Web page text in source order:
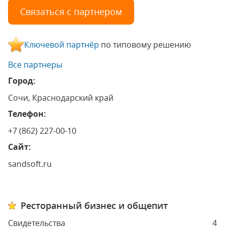
Связаться с партнером
Ключевой партнёр по типовому решению
Все партнеры
Город:
Сочи, Краснодарский край
Телефон:
+7 (862) 227-00-10
Сайт:
sandsoft.ru
Ресторанный бизнес и общепит
Свидетельства
4